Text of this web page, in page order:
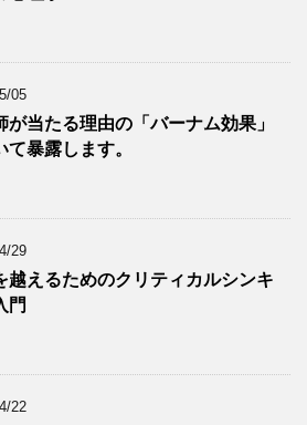
05
が当たる理由の「バーナム効果」
て暴露します。
29
越えるためのクリティカルシンキ
門
22